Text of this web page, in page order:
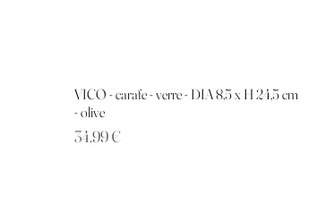
VICO - carafe - verre - DIA 8,5 x H 24,5 cm
- olive
Prix
34,99 €